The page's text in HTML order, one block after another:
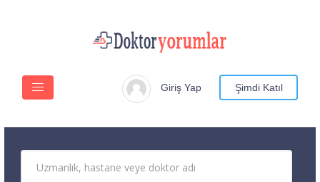
Giriş Yap Şimdi Katıl